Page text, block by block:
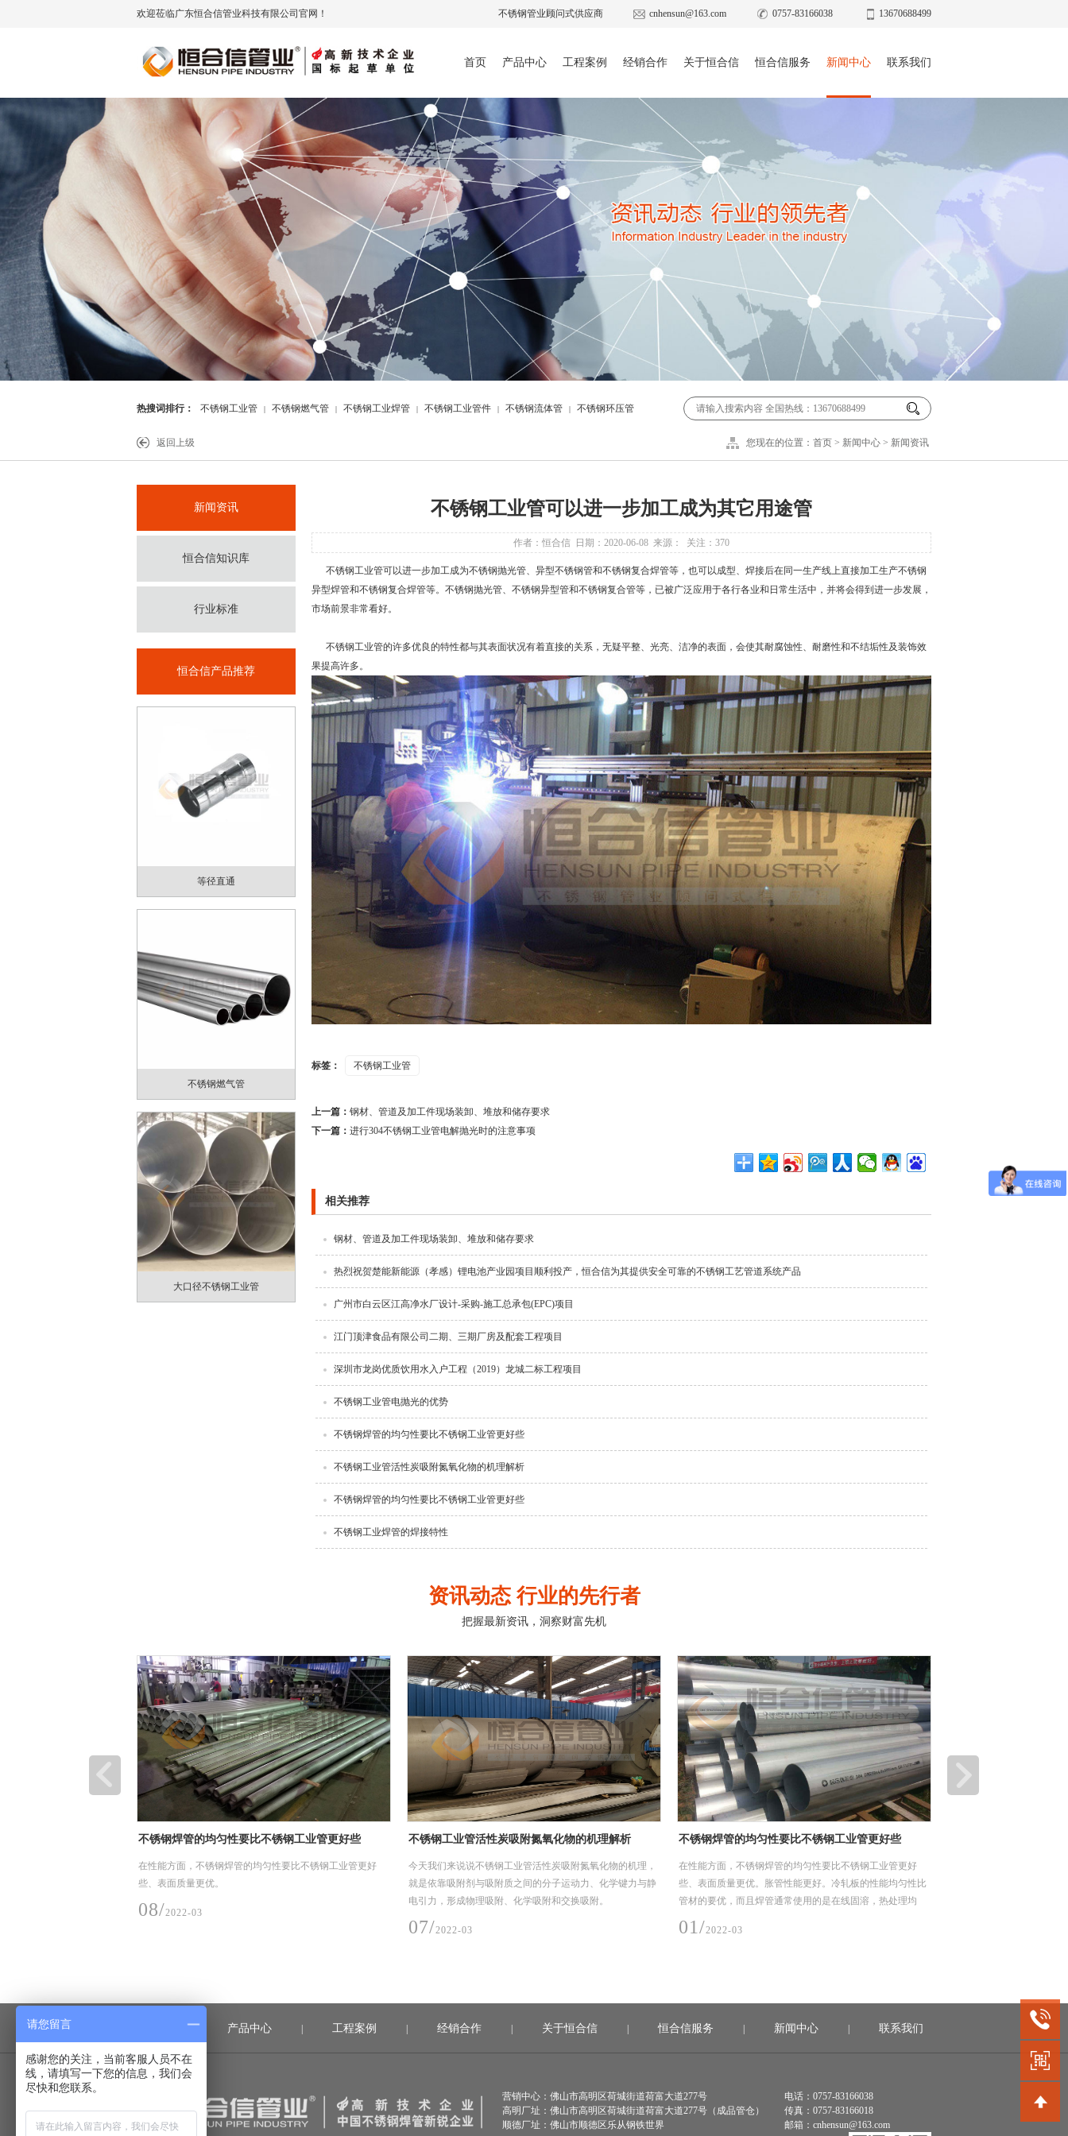
欢迎莅临广东恒合信管业科技有限公司官网！ 不锈钢管业顾问式供应商 cnhensun@163.com 0757-83166038 13670688499
首页 产品中心 工程案例 经销合作 关于恒合信 恒合信服务 新闻中心 联系我们
热搜词排行： 不锈钢工业管 | 不锈钢燃气管 | 不锈钢工业焊管 | 不锈钢工业管件 | 不锈钢流体管 | 不锈钢环压管
返回上级
您现在的位置： 首页 > 新闻中心 > 新闻资讯
新闻资讯
恒合信知识库
行业标准
恒合信产品推荐
等径直通
不锈钢燃气管
大口径不锈钢工业管
不锈钢工业管可以进一步加工成为其它用途管
作者：恒合信 日期：2020-06-08 来源： 关注： 370
不锈钢工业管可以进一步加工成为不锈钢抛光管、异型不锈钢管和不锈钢复合焊管等，也可以成型、焊接后在同一生产线上直接加工生产不锈钢
异型焊管和不锈钢复合焊管等。不锈钢抛光管、不锈钢异型管和不锈钢复合管等，已被广泛应用于各行各业和日常生活中，并将会得到进一步发展，
市场前景非常看好。
不锈钢工业管的许多优良的特性都与其表面状况有着直接的关系，无疑平整、光亮、洁净的表面，会使其耐腐蚀性、耐磨性和不结垢性及装饰效
果提高许多。
标签： 不锈钢工业管
上一篇： 钢材、管道及加工件现场装卸、堆放和储存要求
下一篇： 进行304不锈钢工业管电解抛光时的注意事项
相关推荐
钢材、管道及加工件现场装卸、堆放和储存要求
热烈祝贺楚能新能源（孝感）锂电池产业园项目顺利投产，恒合信为其提供安全可靠的不锈钢工艺管道系统产品
广州市白云区江高净水厂设计-采购-施工总承包(EPC)项目
江门顶津食品有限公司二期、三期厂房及配套工程项目
深圳市龙岗优质饮用水入户工程（2019）龙城二标工程项目
不锈钢工业管电抛光的优势
不锈钢焊管的均匀性要比不锈钢工业管更好些
不锈钢工业管活性炭吸附氮氧化物的机理解析
不锈钢焊管的均匀性要比不锈钢工业管更好些
不锈钢工业焊管的焊接特性
资讯动态 行业的先行者
把握最新资讯，洞察财富先机
不锈钢焊管的均匀性要比不锈钢工业管更好些
在性能方面，不锈钢焊管的均匀性要比不锈钢工业管更好
些、表面质量更优。
08/2022-03
不锈钢工业管活性炭吸附氮氧化物的机理解析
今天我们来说说不锈钢工业管活性炭吸附氮氧化物的机理，
就是依靠吸附剂与吸附质之间的分子运动力、化学键力与静
电引力，形成物理吸附、化学吸附和交换吸附。
07/2022-03
不锈钢焊管的均匀性要比不锈钢工业管更好些
在性能方面，不锈钢焊管的均匀性要比不锈钢工业管更好
些、表面质量更优。胀管性能更好。冷轧板的性能均匀性比
管材的要优，而且焊管通常使用的是在线固溶，热处理均
匀，性能更稳定。工业管则在同一支管子上不同位置取样，
性能不相同，有的可能相差较大。工业管在热处理时，成捆
01/2022-03
| 产品中心 工程案例 经销合作 关于恒合信 恒合信服务 新闻中心 联系我们
营销中心：佛山市高明区荷城街道荷富大道277号
高明厂址：佛山市高明区荷城街道荷富大道277号（成品管仓）
顺德厂址：佛山市顺德区乐从钢铁世界
电话：0757-83166038
传真：0757-83166018
邮箱：cnhensun@163.com
请您留言
感谢您的关注，当前客服人员不在
线，请填写一下您的信息，我们会
尽快和您联系。